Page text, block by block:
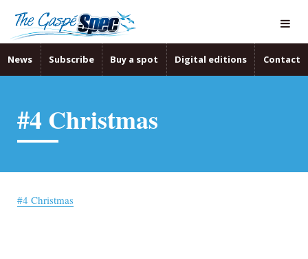
News Subscribe Buy a spot Digital editions Contact
#4 Christmas
#4 Christmas